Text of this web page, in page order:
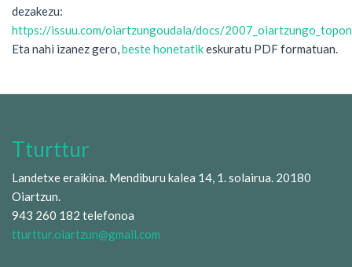
dezakezu:
https://issuu.com/oiartzungoudala/docs/
Eta nahi izanez gero,beste honetatikeskuratu PDF formatuan.
Tturttur
Landetxe eraikina. Mendiburu kalea 14, 1. solairua. 20180
Oiartzun.
943 260 182 telefonoa
tturttur.oiartzun@gmail.com